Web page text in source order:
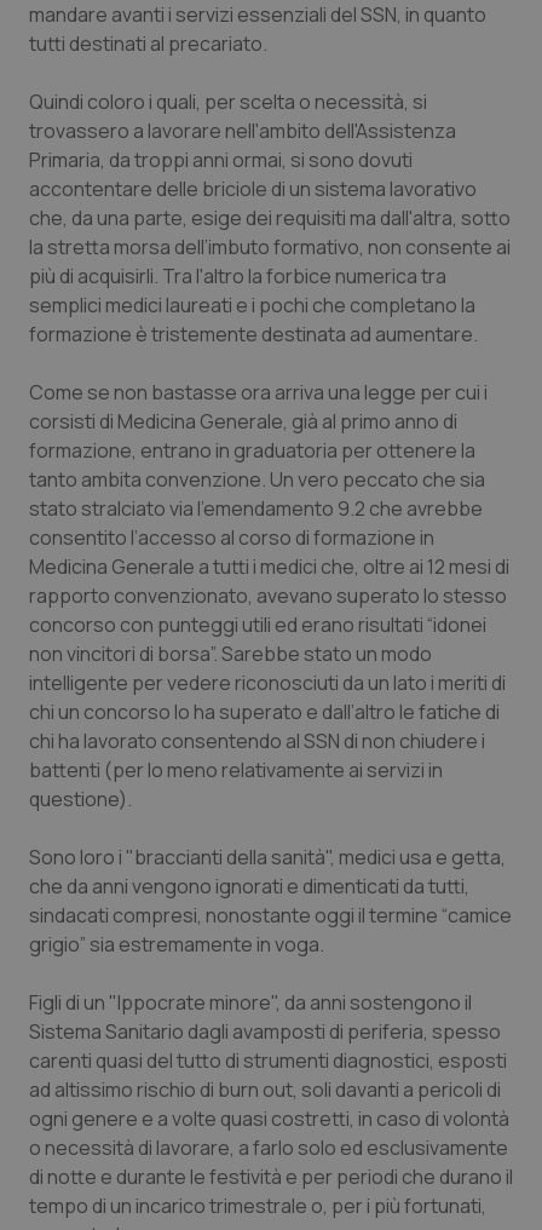
Toscana
Valle D’Aosta
Veneto
Obesità
Oncodermatologia
Oncoematologia
Oncologia & Nutrizione
Psoriasi & pelle
Quotidiano Cardiologia
Quotidiano Chirurgia
Quotidiano Oncologia
Quotidiano Pediatria
Rene & patologie urogenitali
Salute orale & impianti
Sangue & coagulazione
Tumore al seno
Tumori del Polmone & Testa Collo
Tumori gastrointestinali
Ulcera & Reflusso
Vaccini
mandare avanti i servizi essenziali del SSN, in quanto
tutti destinati al precariato.
Quindi coloro i quali, per scelta o necessità, si
trovassero a lavorare nell'ambito dell'Assistenza
Primaria, da troppi anni ormai, si sono dovuti
accontentare delle briciole di un sistema lavorativo
che, da una parte, esige dei requisiti ma dall'altra, sotto
la stretta morsa dell’imbuto formativo, non consente ai
più di acquisirli. Tra l'altro la forbice numerica tra
semplici medici laureati e i pochi che completano la
formazione è tristemente destinata ad aumentare.
Come se non bastasse ora arriva una legge per cui i
corsisti di Medicina Generale, già al primo anno di
formazione, entrano in graduatoria per ottenere la
tanto ambita convenzione. Un vero peccato che sia
stato stralciato via l’emendamento 9.2 che avrebbe
consentito l’accesso al corso di formazione in
Medicina Generale a tutti i medici che, oltre ai 12 mesi di
rapporto convenzionato, avevano superato lo stesso
concorso con punteggi utili ed erano risultati “idonei
non vincitori di borsa”. Sarebbe stato un modo
intelligente per vedere riconosciuti da un lato i meriti di
chi un concorso lo ha superato e dall’altro le fatiche di
chi ha lavorato consentendo al SSN di non chiudere i
battenti (per lo meno relativamente ai servizi in
questione).
Sono loro i "braccianti della sanità", medici usa e getta,
che da anni vengono ignorati e dimenticati da tutti,
sindacati compresi, nonostante oggi il termine “camice
grigio” sia estremamente in voga.
Figli di un "Ippocrate minore", da anni sostengono il
Sistema Sanitario dagli avamposti di periferia, spesso
carenti quasi del tutto di strumenti diagnostici, esposti
ad altissimo rischio di burn out, soli davanti a pericoli di
ogni genere e a volte quasi costretti, in caso di volontà
o necessità di lavorare, a farlo solo ed esclusivamente
di notte e durante le festività e per periodi che durano il
tempo di un incarico trimestrale o, per i più fortunati,